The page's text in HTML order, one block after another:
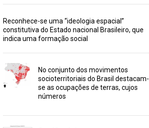
Reconhece-se uma “ideologia espacial”
constitutiva do Estado nacional Brasileiro, que
indica uma formação social
No conjunto dos movimentos
socioterritoriais do Brasil destacam-
se as ocupações de terras, cujos
números